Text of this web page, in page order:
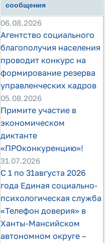
сообщения
06.08.2026
Агентство социального
благополучия населения
проводит конкурс на
формирование резерва
управленческих кадров
05.08.2026
Примите участие в
экономическом
диктанте
«ПРОконкуренцию»!
31.07.2026
С 1 по 31августа 2026
года Единая социально-
психологическая служба
«Телефон доверия» в
Ханты-Мансийском
автономном округе –